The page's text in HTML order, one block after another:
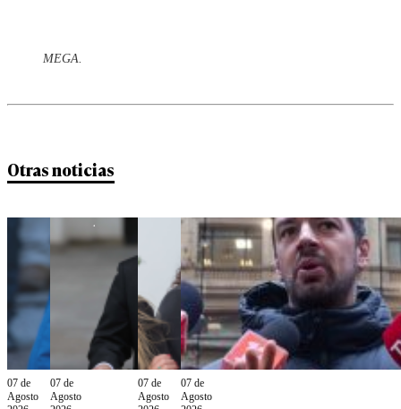
MEGA.
Otras noticias
07 de
Agosto
07 de
Agosto
07 de
Agosto
07 de
Agosto